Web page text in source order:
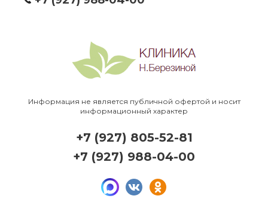
Информация не является публичной офертой и носит
информационный характер
+7 (927) 805-52-81
+7 (927) 988-04-00